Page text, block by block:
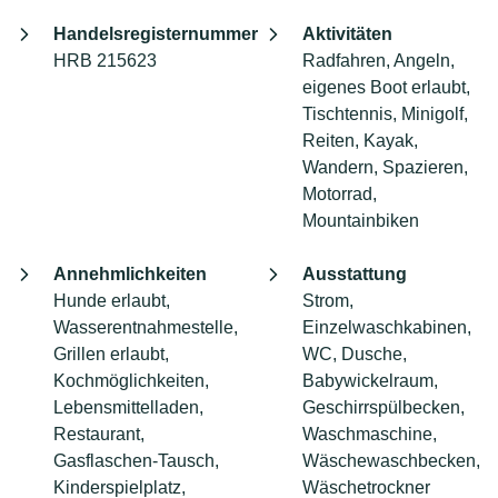
Handelsregisternummer
HRB 215623
Aktivitäten
Radfahren, Angeln,
eigenes Boot erlaubt,
Tischtennis, Minigolf,
Reiten, Kayak,
Wandern, Spazieren,
Motorrad,
Mountainbiken
Annehmlichkeiten
Hunde erlaubt,
Wasserentnahmestelle,
Grillen erlaubt,
Kochmöglichkeiten,
Lebensmittelladen,
Restaurant,
Gasflaschen-Tausch,
Kinderspielplatz,
Ausstattung
Strom,
Einzelwaschkabinen,
WC, Dusche,
Babywickelraum,
Geschirrspülbecken,
Waschmaschine,
Wäschewaschbecken,
Wäschetrockner